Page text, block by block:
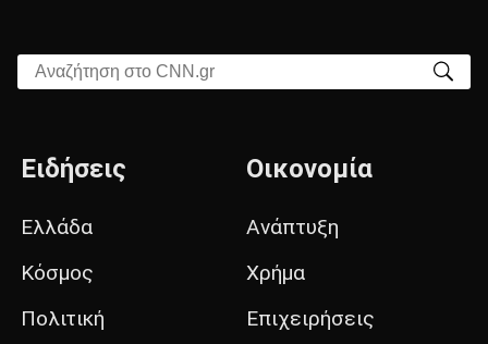
Αναζήτηση στο CNN.gr
Ειδήσεις
Ελλάδα
Κόσμος
Πολιτική
Οικονομία
Ανάπτυξη
Χρήμα
Επιχειρήσεις